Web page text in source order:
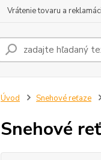
Vrátenie tovaru a
Úvod Snehové reťaze
Snehové